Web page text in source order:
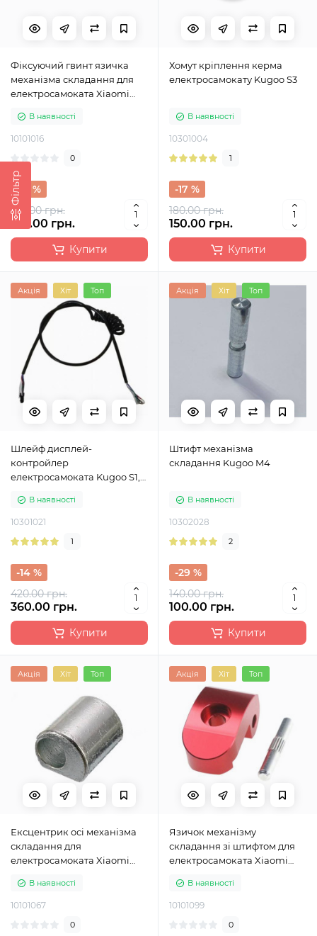
Фільтр
Фіксуючий гвинт язичка
механізма складання для
електросамоката Xiaomi
1S, LiteВ наявності
10101016
0
190.00 грн.
-16 %
160.00 грн.
Купити
Хомут кріплення керма
електросамокату Kugoo S3
В наявності
10301004
1
180.00 грн.
-17 %
150.00 грн.
Купити
Акція Хіт Топ
Шлейф дисплей-
контройлер
електросамоката Kugoo S1,
В наявності
10301021
1
420.00 грн.
-14 %
360.00 грн.
Купити
Акція Хіт Топ
Штифт механізма
складання Kugoo M4
В наявності
10302028
2
140.00 грн.
-29 %
100.00 грн.
Купити
Акція Хіт Топ
Ексцентрик осі механізма
складання для
електросамоката Xiaomi
В наявності
10101067
0
Акція Хіт Топ
Язичок механізму
складання зі штифтом для
електросамоката Xiaomi
Lite, 1S червоний
В наявності
10101099
0